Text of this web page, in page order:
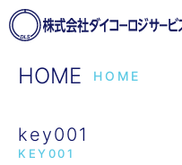
HOME HOME
key001
KEY001